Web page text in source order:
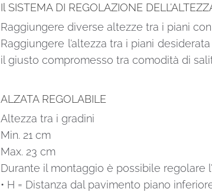
Il SISTEMA DI REGOLAZIONE
Raggiungere diverse altezze tra i piani
Raggiungere l’altezza tra i piani
il giusto compromesso tra comodità di
ALZATA REGOLABILE
Altezza tra i gradini
Min. 21 cm
Max. 23 cm
Durante il montaggio è possibile regolare
• H = Distanza dal pavimento piano